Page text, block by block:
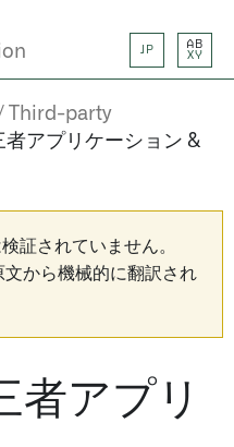
JP
AB
XY
Third-party
者アプリケーション &
証されていません。
から機械的に翻訳され
者アプリ